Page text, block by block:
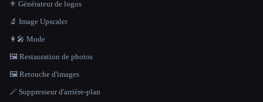
⚜️ Générateur de logos
🔬 Image Upscaler
👩‍🎤 Mode
🖼️ Restauration de photos
🖼️ Retouche d'images
🪄 Suppresseur d'arrière-plan